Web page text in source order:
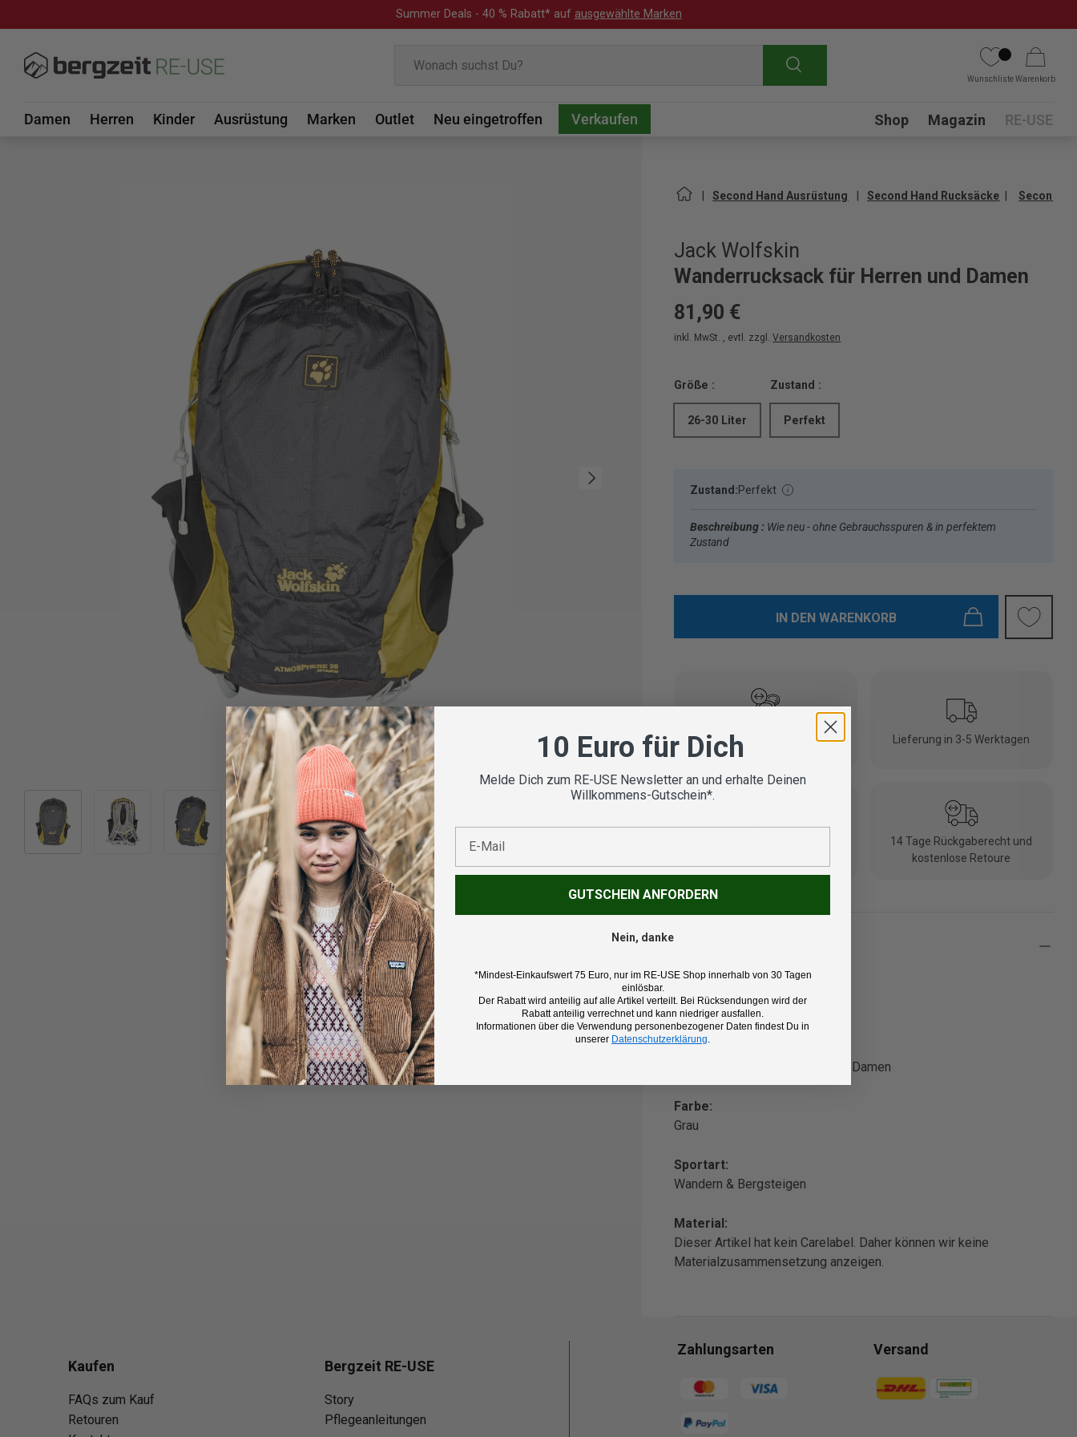
Summer Deals - 40 % Rabatt* auf ausgewählte Marken
Suchen
WunschlisteWarenkorb
Damen Herren Kinder Ausrüstung Marken Outlet Neu eingetroffen Verkaufen Submenu
Shop Magazin RE-USE
Nächste
Bild 2 in Galerieansicht laden
Bild 3 in Galerieansicht laden
Bild 4 in Galerieansicht laden
Second Hand Ausrüstung Second Hand Rucksäcke Second
Jack Wolfskin
Wanderrucksack für Herren und Damen
81,90 €
inkl. MwSt. , evtl. zzgl.Versandkosten
Größe :
26-30 Liter
Zustand :
Perfekt
Zustand:Perfekt
Beschreibung : Wie neu - ohne Gebrauchsspuren & in perfektem
Zustand
IN DEN WARENKORB
Vom Outdoor Spezialisten
geprüfte Second Hand Artikel
Lieferung in 3-5 Werktagen
14 Tage Rückgaberecht und
kostenlose Retoure
Jack Wolfskin
Produkt:
Wanderrucksack für Herren und Damen
Farbe:
Grau
Sportart:
Wandern & Bergsteigen
Material:
Dieser Artikel hat kein Carelabel. Daher können wir keine
Materialzusammensetzung anzeigen.
Kaufen
FAQs zum Kauf
Retouren
Bergzeit RE-USE
Story
Pflegeanleitungen
Zahlungsarten
Zahlungsmethoden
Versand
Zahlungsmethoden
10 Euro für Dich
Melde Dich zum RE-USE Newsletter an und erhalte Deinen
Willkommens-Gutschein*.
GUTSCHEIN ANFORDERN
Nein, danke
*Mindest-Einkaufswert 75 Euro, nur im RE-USE Shop innerhalb von 30 Tagen
einlösbar.
Der Rabatt wird anteilig auf alle Artikel verteilt. Bei Rücksendungen wird der
Rabatt anteilig verrechnet und kann niedriger ausfallen.
Informationen über die Verwendung personenbezogener Daten findest Du in
unserer Datenschutzerklärung